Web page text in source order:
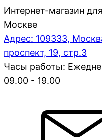
Интернет-магазин
Москве
Адрес: 109333,
проспект, 19, стр.3
Часы работы:
09.00 - 19.00